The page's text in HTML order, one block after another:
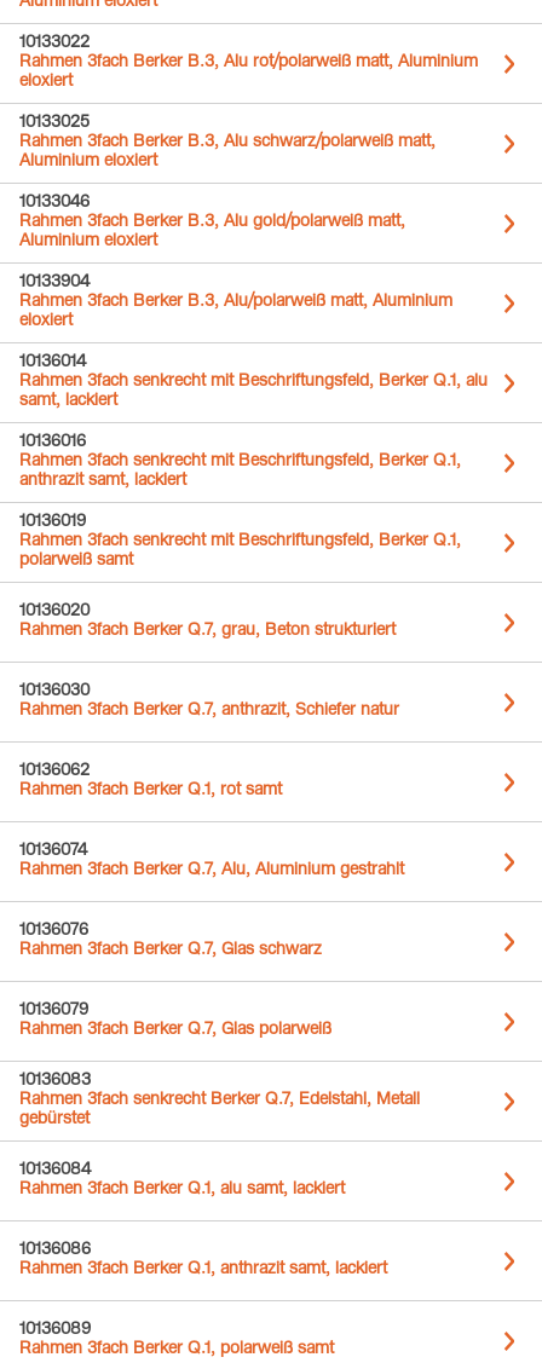
10133022
Rahmen 3fach Berker B.3, Alu rot/polarweiß matt, Aluminium
eloxiert
10133025
Rahmen 3fach Berker B.3, Alu schwarz/polarweiß matt,
Aluminium eloxiert
10133046
Rahmen 3fach Berker B.3, Alu gold/polarweiß matt,
Aluminium eloxiert
10133904
Rahmen 3fach Berker B.3, Alu/polarweiß matt, Aluminium
eloxiert
10136014
Rahmen 3fach senkrecht mit Beschriftungsfeld, Berker Q.1, alu
samt, lackiert
10136016
Rahmen 3fach senkrecht mit Beschriftungsfeld, Berker Q.1,
anthrazit samt, lackiert
10136019
Rahmen 3fach senkrecht mit Beschriftungsfeld, Berker Q.1,
polarweiß samt
10136020
Rahmen 3fach Berker Q.7, grau, Beton strukturiert
10136030
Rahmen 3fach Berker Q.7, anthrazit, Schiefer natur
10136062
Rahmen 3fach Berker Q.1, rot samt
10136074
Rahmen 3fach Berker Q.7, Alu, Aluminium gestrahlt
10136076
Rahmen 3fach Berker Q.7, Glas schwarz
10136079
Rahmen 3fach Berker Q.7, Glas polarweiß
10136083
Rahmen 3fach senkrecht Berker Q.7, Edelstahl, Metall
gebürstet
10136084
Rahmen 3fach Berker Q.1, alu samt, lackiert
10136086
Rahmen 3fach Berker Q.1, anthrazit samt, lackiert
10136089
Rahmen 3fach Berker Q.1, polarweiß samt